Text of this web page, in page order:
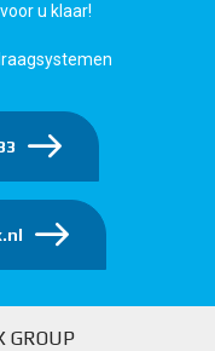
u klaar!
GROUP